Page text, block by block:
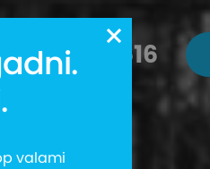
Shop 13616
valami